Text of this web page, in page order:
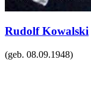
Rudolf Kowalski
(geb. 08.09.1948)